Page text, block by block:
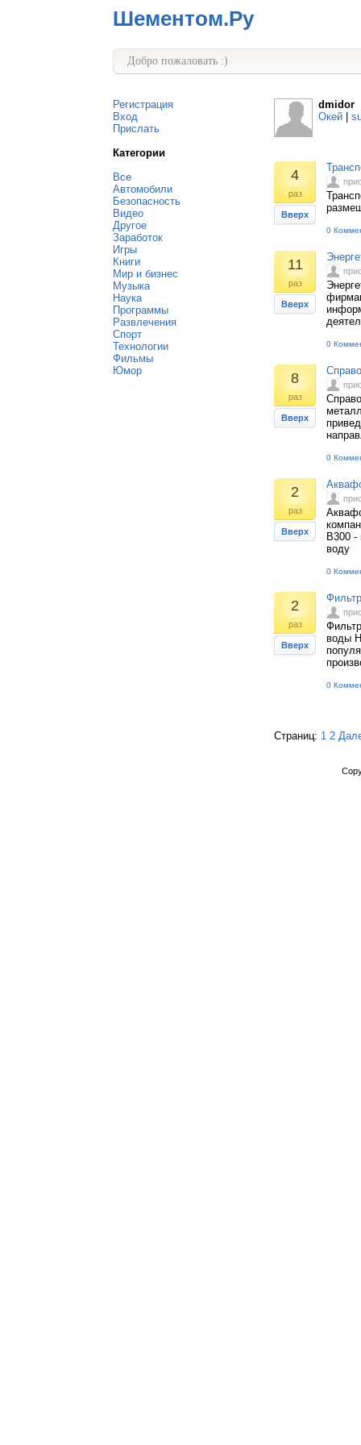
Шементом.Ру
Добро пожаловать :)
Регистрация
Вход
Прислать
Категории
Все
Автомобили
Безопасность
Видео
Другое
Заработок
Игры
Книги
Мир и бизнес
Музыка
Наука
Программы
Развлечения
Спорт
Технологии
Фильмы
Юмор
dmidor
Окей
4
раз
Вверх
0
11
раз
Вверх
0
8
раз
Вверх
0
2
раз
Вверх
В300 -
воду
0
2
раз
Вверх
воды
0
Страниц: 1 2